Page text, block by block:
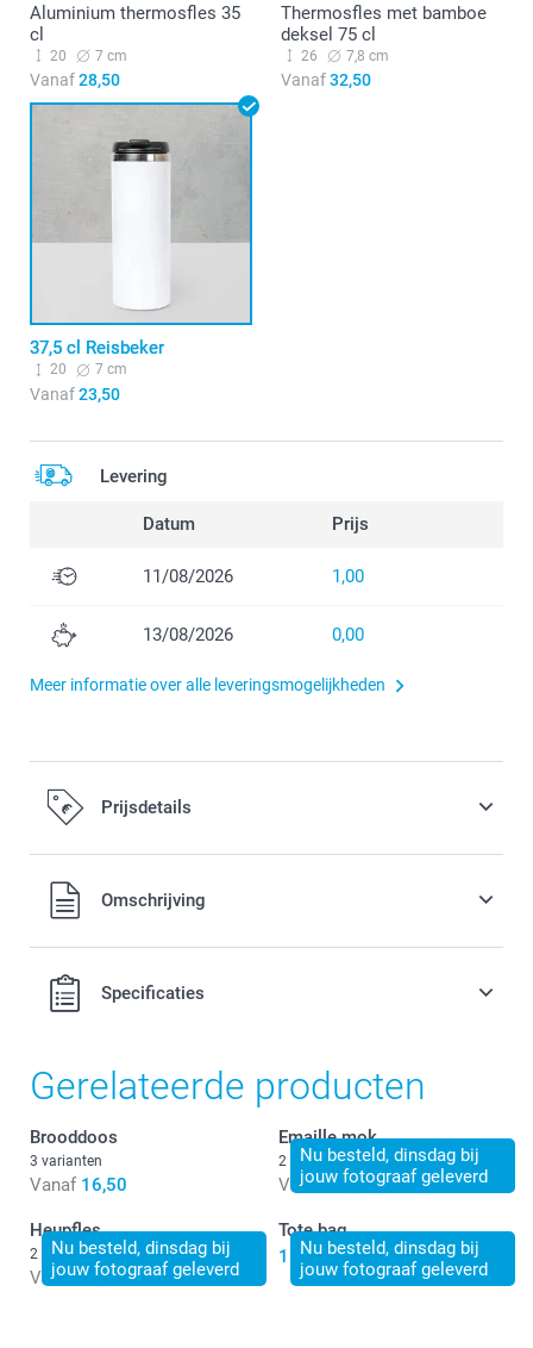
Aluminium thermosfles 35
cl
20 7 cm
Vanaf28,50
Thermosfles met bamboe
deksel 75 cl
26 7,8 cm
Vanaf32,50
37,5 cl Reisbeker
20 7 cm
Vanaf23,50
Levering
Datum Prijs
11/08/2026 1,00
13/08/2026 0,00
Meer informatie over alle leveringsmogelijkheden
Prijsdetails
Alle prijzen zijn inclusief BTW
Omschrijving
Specificaties
Gerelateerde producten
Brooddoos
3 varianten
Vanaf 16,50
Nu besteld, dinsdag bij
jouw fotograaf geleverd
Emaille mok
2 varianten
Vanaf 14,50
Nu besteld, dinsdag bij
jouw fotograaf geleverd
Heupfles
2 varianten
Vanaf 23,50
Nu besteld, dinsdag bij
jouw fotograaf geleverd
Tote bag
15,50